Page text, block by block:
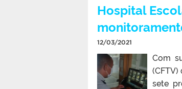
Hospital
12/03/2021
Com
sete